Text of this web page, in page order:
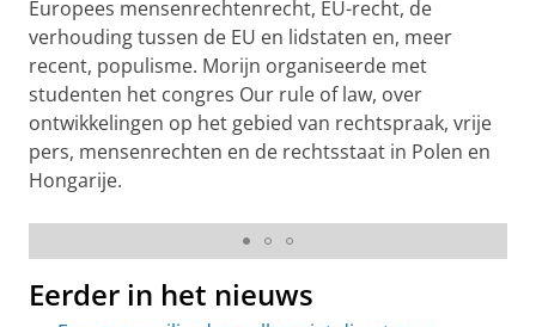
Europees mensenrechtenrecht, EU-recht, de
verhouding tussen de EU en lidstaten en, meer
recent, populisme. Morijn organiseerde met
studenten het congres Our rule of law, over
ontwikkelingen op het gebied van rechtspraak, vrije
pers, mensenrechten en de rechtsstaat in Polen en
Hongarije.
Eerder in het nieuws